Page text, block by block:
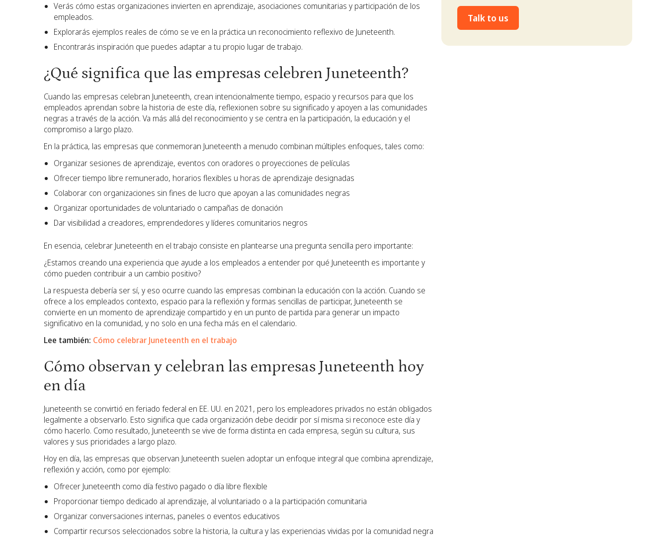
Verás cómo estas organizaciones invierten en aprendizaje, asociaciones comunitarias y participación de los
empleados.
Explorarás ejemplos reales de cómo se ve en la práctica un reconocimiento reflexivo de Juneteenth.
Encontrarás inspiración que puedes adaptar a tu propio lugar de trabajo.
¿Qué significa que las empresas celebren Juneteenth?
Cuando las empresas celebran Juneteenth, crean intencionalmente tiempo, espacio y recursos para que los
empleados aprendan sobre la historia de este día, reflexionen sobre su significado y apoyen a las comunidades
negras a través de la acción. Va más allá del reconocimiento y se centra en la participación, la educación y el
compromiso a largo plazo.
En la práctica, las empresas que conmemoran Juneteenth a menudo combinan múltiples enfoques, tales como:
Organizar sesiones de aprendizaje, eventos con oradores o proyecciones de películas
Ofrecer tiempo libre remunerado, horarios flexibles u horas de aprendizaje designadas
Colaborar con organizaciones sin fines de lucro que apoyan a las comunidades negras
Organizar oportunidades de voluntariado o campañas de donación
Dar visibilidad a creadores, emprendedores y líderes comunitarios negros
En esencia, celebrar Juneteenth en el trabajo consiste en plantearse una pregunta sencilla pero importante:
¿Estamos creando una experiencia que ayude a los empleados a entender por qué Juneteenth es importante y
cómo pueden contribuir a un cambio positivo?
La respuesta debería ser sí, y eso ocurre cuando las empresas combinan la educación con la acción. Cuando se
ofrece a los empleados contexto, espacio para la reflexión y formas sencillas de participar, Juneteenth se
convierte en un momento de aprendizaje compartido y en un punto de partida para generar un impacto
significativo en la comunidad, y no solo en una fecha más en el calendario.
Lee también: Cómo celebrar Juneteenth en el trabajo
Cómo observan y celebran las empresas Juneteenth hoy
en día
Juneteenth se convirtió en feriado federal en EE. UU. en 2021, pero los empleadores privados no están obligados
legalmente a observarlo. Esto significa que cada organización debe decidir por sí misma si reconoce este día y
cómo hacerlo. Como resultado, Juneteenth se vive de forma distinta en cada empresa, según su cultura, sus
valores y sus prioridades a largo plazo.
Hoy en día, las empresas que observan Juneteenth suelen adoptar un enfoque integral que combina aprendizaje,
reflexión y acción, como por ejemplo:
Ofrecer Juneteenth como día festivo pagado o día libre flexible
Proporcionar tiempo dedicado al aprendizaje, al voluntariado o a la participación comunitaria
Organizar conversaciones internas, paneles o eventos educativos
Compartir recursos seleccionados sobre la historia, la cultura y las experiencias vividas por la comunidad negra
Talk to us